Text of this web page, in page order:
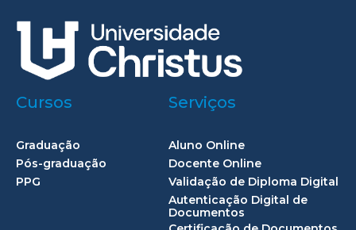
Cursos
Graduação
Pós-graduação
PPG
Serviços
Aluno Online
Docente Online
Validação de Diploma Digital
Autenticação Digital de
Documentos